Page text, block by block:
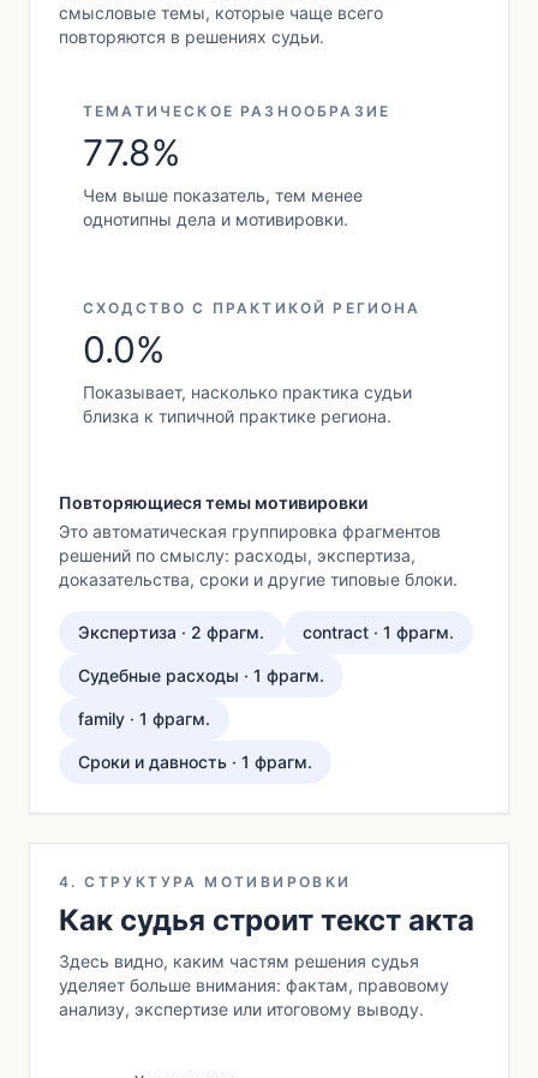
смысловые темы, которые чаще всего
повторяются в решениях судьи.
ТЕМАТИЧЕСКОЕ РАЗНООБРАЗИЕ
77.8%
Чем выше показатель, тем менее
однотипны дела и мотивировки.
СХОДСТВО С ПРАКТИКОЙ РЕГИОНА
0.0%
Показывает, насколько практика судьи
близка к типичной практике региона.
Повторяющиеся темы мотивировки
Это автоматическая группировка фрагментов
решений по смыслу: расходы, экспертиза,
доказательства, сроки и другие типовые блоки.
Экспертиза · 2 фрагм. contract · 1 фрагм.
Судебные расходы · 1 фрагм.
family · 1 фрагм.
Сроки и давность · 1 фрагм.
4. СТРУКТУРА МОТИВИРОВКИ
Как судья строит текст акта
Здесь видно, каким частям решения судья
уделяет больше внимания: фактам, правовому
анализу, экспертизе или итоговому выводу.